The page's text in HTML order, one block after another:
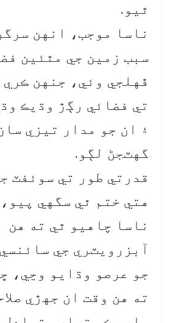
ٿيو.
ناسا موجب، انهن
سبب زمين جي مٿئين
ڦهلجي وئي، جنهن
تي فضائي رڳڙ وڌيڪ
۽ ان جو مدار تيزي
گهٽجڻ لڳو.
قدرتي طور تي سوئفٽ
هتي ختم ٿي سگهي پيو،
ناسا چاهيو ٿي ته هن
آبزرويٽري جي
جو عرصو وڌايو وڃي،
ته هن وقت ان جهڙي